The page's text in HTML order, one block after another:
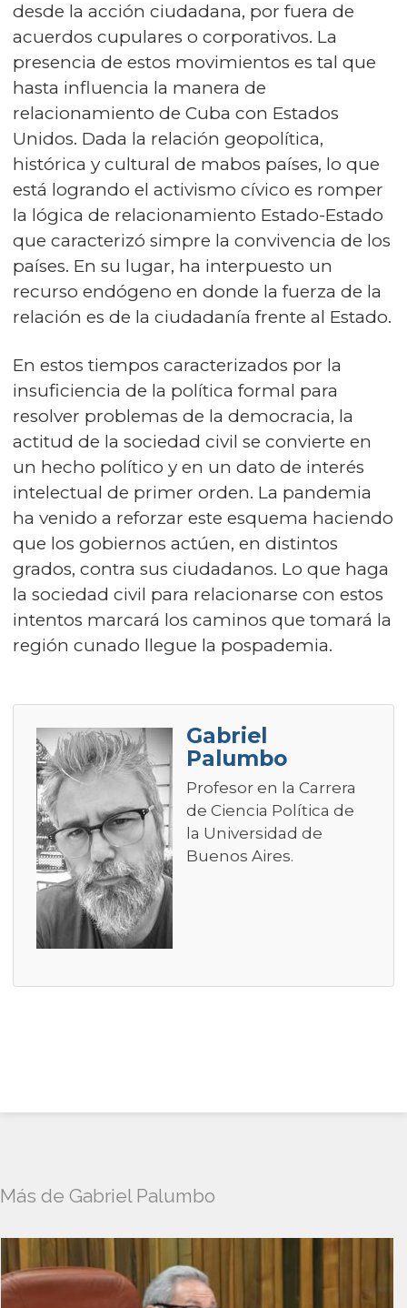
desde la acción ciudadana, por fuera de
acuerdos cupulares o corporativos. La
presencia de estos movimientos es tal que
hasta influencia la manera de
relacionamiento de Cuba con Estados
Unidos. Dada la relación geopolítica,
histórica y cultural de mabos países, lo que
está logrando el activismo cívico es romper
la lógica de relacionamiento Estado-Estado
que caracterizó simpre la convivencia de los
países. En su lugar, ha interpuesto un
recurso endógeno en donde la fuerza de la
relación es de la ciudadanía frente al Estado.
En estos tiempos caracterizados por la
insuficiencia de la política formal para
resolver problemas de la democracia, la
actitud de la sociedad civil se convierte en
un hecho político y en un dato de interés
intelectual de primer orden. La pandemia
ha venido a reforzar este esquema haciendo
que los gobiernos actúen, en distintos
grados, contra sus ciudadanos. Lo que haga
la sociedad civil para relacionarse con estos
intentos marcará los caminos que tomará la
región cunado llegue la pospademia.
Gabriel
Palumbo
Profesor en la Carrera
de Ciencia Política de
la Universidad de
Buenos Aires.
Más de Gabriel Palumbo